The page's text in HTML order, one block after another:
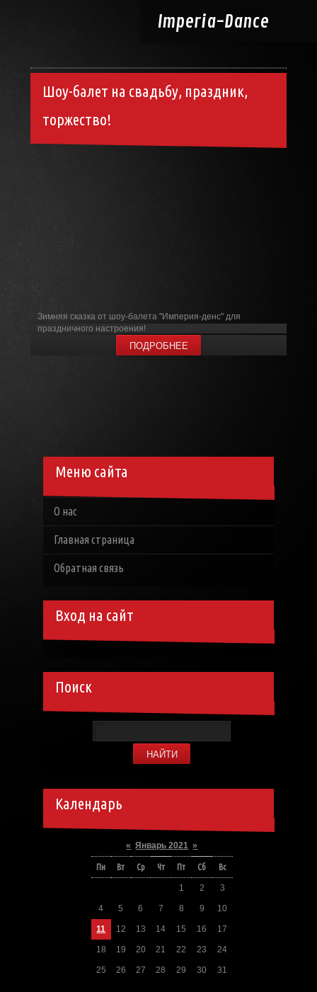
Imperia-Dance
Шоу-балет на свадьбу, праздник,
торжество!
Зимняя сказка от шоу-балета "Империя-денс" для
праздничного настроения!
ПОДРОБНЕЕ
Меню сайта
О нас
Главная страница
Обратная связь
Вход на сайт
Поиск
Календарь
« Январь 2021 »
Пн Вт Ср Чт Пт Сб Вс
1 2 3
4 5 6 7 8 9 10
11 12 13 14 15 16 17
18 19 20 21 22 23 24
25 26 27 28 29 30 31